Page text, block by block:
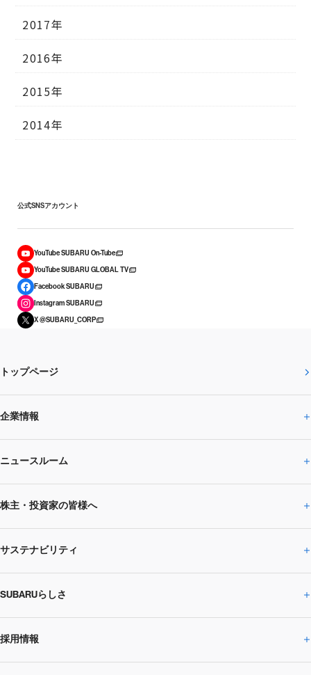
2017年
2016年
2015年
2014年
公式SNSアカウント
YouTube SUBARU On-Tube
YouTube SUBARU GLOBAL TV
Facebook SUBARU
Instagram SUBARU
X @SUBARU_CORP
トップページ
企業情報
企業情報トップ
SUBARUのありたい姿
SUBARU 2025方針
事業所・関係会社
ニュースルーム
ニュースルームトップ
ニュースリリース
閉じる
株主・投資家の皆様へ
株主・投資家の皆様へトップ
企業・経営
IRライブラリー
サステナビリティ
サステナビリティトップ
CEOサステナビリティ
SUBARUらしさ
SUBARUらしさトップ
採用情報